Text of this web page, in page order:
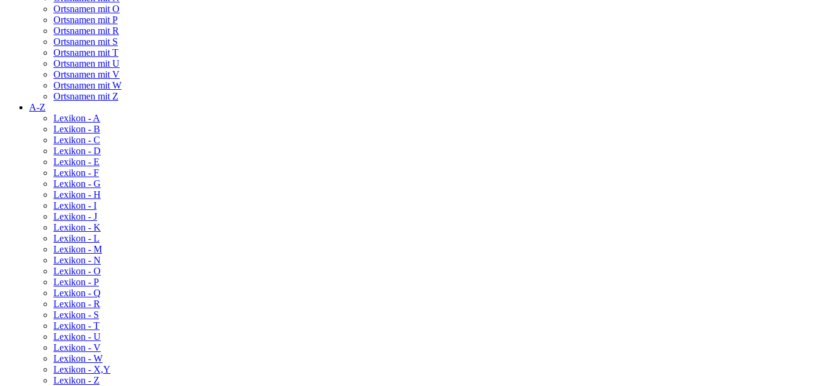
Ortsnamen mit O
Ortsnamen mit P
Ortsnamen mit R
Ortsnamen mit S
Ortsnamen mit T
Ortsnamen mit U
Ortsnamen mit V
Ortsnamen mit W
Ortsnamen mit Z
A-Z
Lexikon - A
Lexikon - B
Lexikon - C
Lexikon - D
Lexikon - E
Lexikon - F
Lexikon - G
Lexikon - H
Lexikon - I
Lexikon - J
Lexikon - K
Lexikon - L
Lexikon - M
Lexikon - N
Lexikon - O
Lexikon - P
Lexikon - Q
Lexikon - R
Lexikon - S
Lexikon - T
Lexikon - U
Lexikon - V
Lexikon - W
Lexikon - X,Y
Lexikon - Z